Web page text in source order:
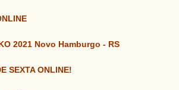
2021 Novo Hamburgo - RS
SEXTA ONLINE!